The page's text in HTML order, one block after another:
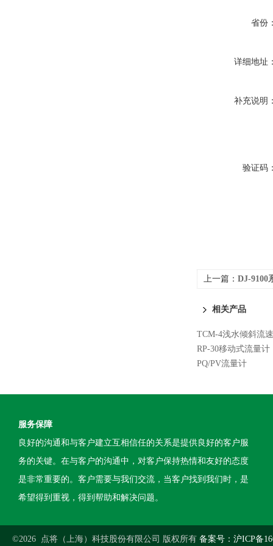
省份
详细地址
补充说明
验证码
上一篇： DJ-9100
相关产品
TCM-4浅水倾斜流
RP-30移动式流量计
PQ/PV流量计
服务保障
良好的沟通和与客户建立互相信任的关系是提供良好的客户服
务的关键。在与客户的沟通中，对客户保持热情和友好的态度
是非常重要的。客户需要与我们交流，当客户找到我们时，是
希望得到重视，得到帮助和解决问题。
©2026 点将（上海）科技股份有限公司 版权所有 备案号：沪ICP备